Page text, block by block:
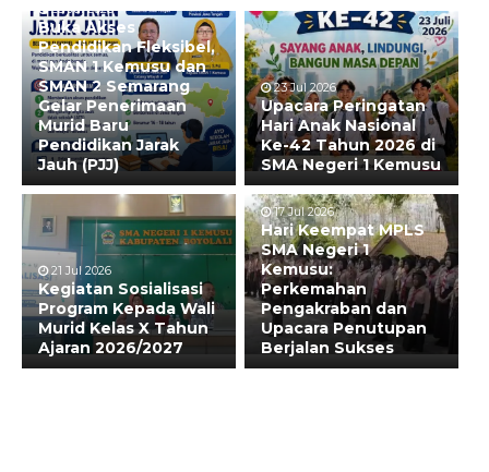
28 Jul 2026
Buka Akses
Pendidikan Fleksibel,
SMAN 1 Kemusu dan
SMAN 2 Semarang
Gelar Penerimaan
Murid Baru
Pendidikan Jarak
Jauh (PJJ)
23 Jul 2026
Upacara Peringatan
Hari Anak Nasional
Ke-42 Tahun 2026 di
SMA Negeri 1 Kemusu
21 Jul 2026
Kegiatan Sosialisasi
Program Kepada Wali
Murid Kelas X Tahun
Ajaran 2026/2027
17 Jul 2026
Hari Keempat MPLS
SMA Negeri 1
Kemusu:
Perkemahan
Pengakraban dan
Upacara Penutupan
Berjalan Sukses